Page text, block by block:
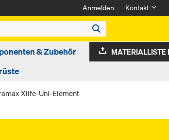
Anmelden Kontakt
& Zubehör
MATERIALLISTE
Xlife-Uni-Element